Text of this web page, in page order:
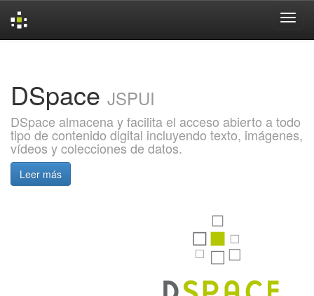
DSpace JSPUI
DSpace almacena y facilita el acceso abierto a todo
tipo de contenido digital incluyendo texto, imágenes,
vídeos y colecciones de datos.
Leer más